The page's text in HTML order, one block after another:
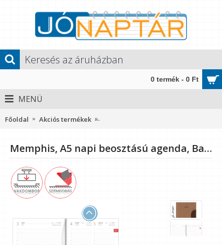
0 termék - 0 Ft
MENÜ
Főoldal Akciós termékek
Memphis, A5 napi beosztású agenda, Barna-Csokoládé